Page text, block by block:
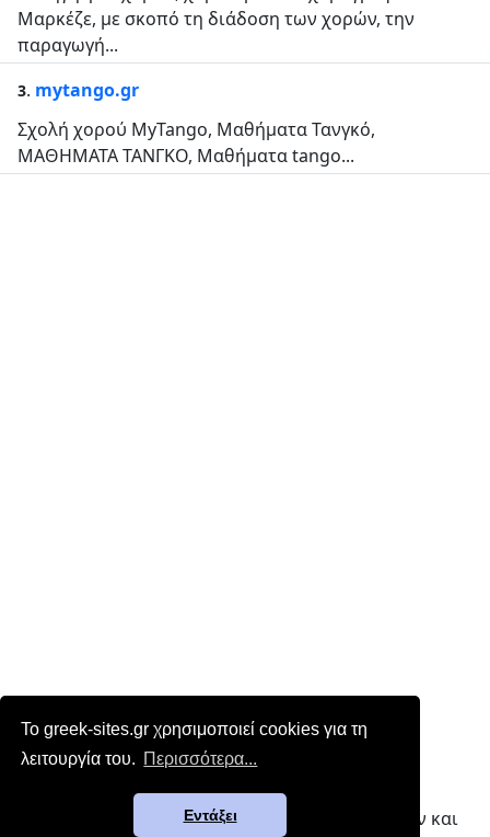
Το greek-sites.gr χρησιμοποιεί cookies για τη
λειτουργία του. Περισσότερα...
Εντάξει
Μαρκέζε, με σκοπό τη διάδοση των χορών, την
παραγωγή...
3. mytango.gr
Σχολή χορού MyTango, Μαθήματα Τανγκό,
ΜΑΘΗΜΑΤΑ ΤΑΝΓΚΟ, Μαθήματα tango...
greek-sites.gr - Κατάλογος ελληνικών ιστοσελίδων και